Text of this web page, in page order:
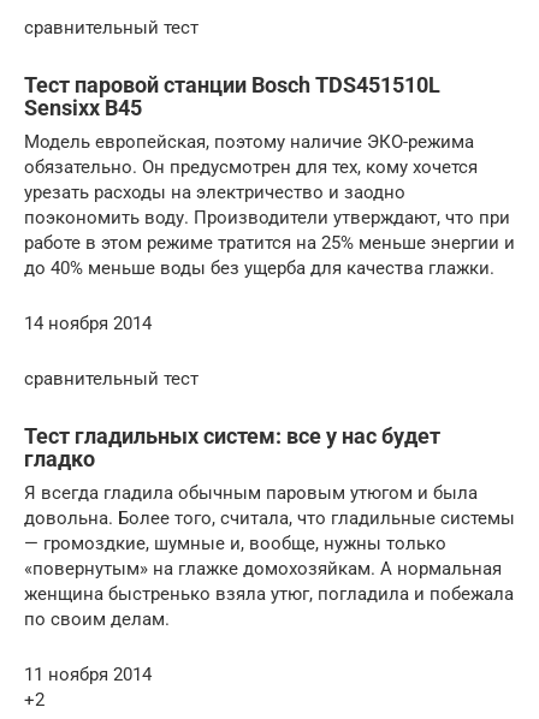
сравнительный тест
Тест паровой станции Bosch TDS451510L
Sensixx B45
Модель европейская, поэтому наличие ЭКО-режима
обязательно. Он предусмотрен для тех, кому хочется
урезать расходы на электричество и заодно
поэкономить воду. Производители утверждают, что при
работе в этом режиме тратится на 25% меньше энергии и
до 40% меньше воды без ущерба для качества глажки.
14 ноября 2014
сравнительный тест
Тест гладильных систем: все у нас будет
гладко
Я всегда гладила обычным паровым утюгом и была
довольна. Более того, считала, что гладильные системы
— громоздкие, шумные и, вообще, нужны только
«повернутым» на глажке домохозяйкам. А нормальная
женщина быстренько взяла утюг, погладила и побежала
по своим делам.
11 ноября 2014
+2